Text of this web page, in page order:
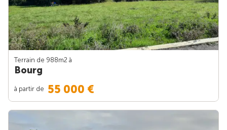
Terrain de 988m2 à
Bourg
à partir de 55 000 €